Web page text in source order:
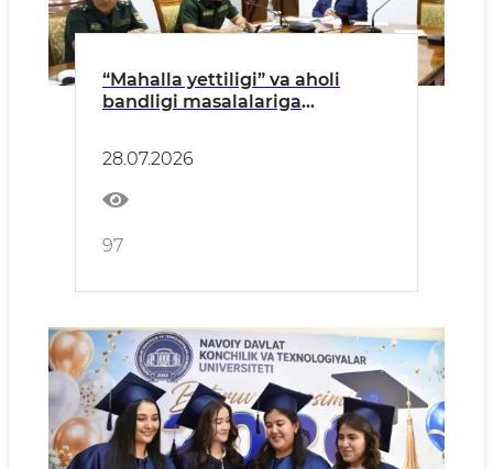
“Mahalla yettiligi” va aholi
bandligi masalalariga
28.07.2026
97